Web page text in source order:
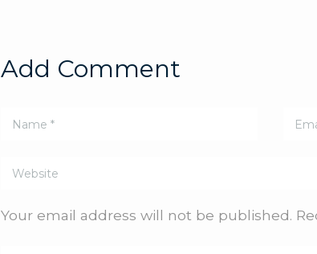
Add Comment
Your email address will not be published.